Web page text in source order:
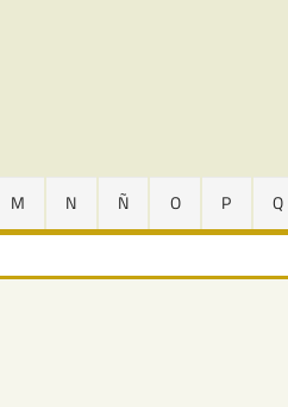
M N Ñ O P Q